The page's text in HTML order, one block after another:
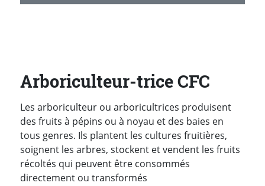
Arboriculteur-trice CFC
Les arboriculteur ou arboricultrices produisent
des fruits à pépins ou à noyau et des baies en
tous genres. Ils plantent les cultures fruitières,
soignent les arbres, stockent et vendent les fruits
récoltés qui peuvent être consommés
directement ou transformés